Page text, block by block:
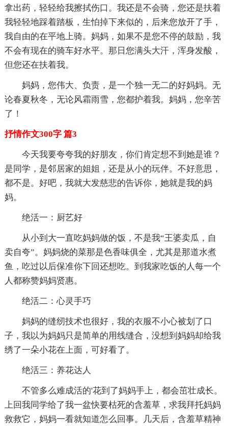
拿出药，轻轻给我擦拭伤口。我还是不会骑，您还是扶着
我轻轻地踩着踏板，生怕掉下来似的，后来您放开了手，
我自由的在平地上骑。妈妈，如果不是您不停的鼓励，我
不会有现在的骑车好水平。那日您满头大汗，浑身发酸，
但您还在扶着我。
妈妈，您伟大、负责，是一个独一无二的好妈妈。无
论春夏秋冬，无论风霜雨雪，您都护着我。妈妈，您辛苦
了！
抒情作文300字 篇3
今天我要夸夸我的好朋友，你们肯定想不到她是谁？
是同学，是邻居家的姐姐，还是从小的玩伴。不好意思，
都不是。好吧，我就大发慈悲的告诉你，她就是我的妈
妈。
绝活一：厨艺好
从小到大一直吃妈妈做的饭，不是我“王婆卖瓜，自
卖自夸”。妈妈烧的菜那是色香味俱全，尤其是那道水煮
鱼，吃过以后保准你下回还想吃。到我家吃饭的人每一个
人都称赞妈妈贤惠。
绝活二：心灵手巧
妈妈的缝纫技术也很好，我的衣服不小心被划了口
子，我以为妈妈只是简单的用线缝合，没想到妈妈却给我
绣了一朵小花在上面，可好看了。
绝活三：养花达人
不管多么难成活的'花到了妈妈手上，都会茁壮成长。
上回我同学给了我一盆快要枯死的含羞草，求我拜托妈妈
救救它，妈妈一看就知道怎么回事。几天后，含羞草精神